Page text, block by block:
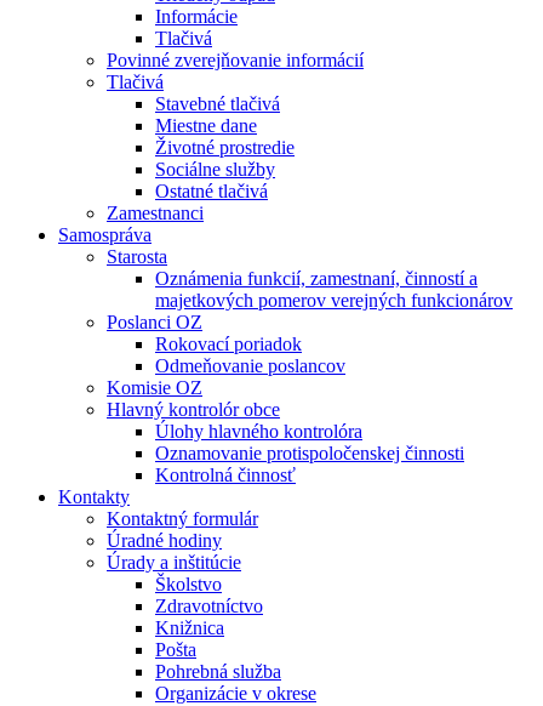
Informácie
Tlačivá
Povinné zverejňovanie informácií
Tlačivá
Stavebné tlačivá
Miestne dane
Životné prostredie
Sociálne služby
Ostatné tlačivá
Zamestnanci
Samospráva
Starosta
Oznámenia funkcií, zamestnaní, činností a
majetkových pomerov verejných funkcionárov
Poslanci OZ
Rokovací poriadok
Odmeňovanie poslancov
Komisie OZ
Hlavný kontrolór obce
Úlohy hlavného kontrolóra
Oznamovanie protispoločenskej činnosti
Kontrolná činnosť
Kontakty
Kontaktný formulár
Úradné hodiny
Úrady a inštitúcie
Školstvo
Zdravotníctvo
Knižnica
Pošta
Pohrebná služba
Organizácie v okrese